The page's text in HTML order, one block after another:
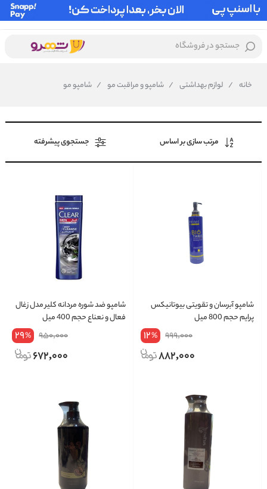
جستجو در فروشگاه
خانه / لوازم بهداشتی / شامپو و مراقبت مو / شامپو مو
مرتب سازی بر اساس جستجوی پیشرفته
شامپو آبرسان و تقویتی بیوتانیکس
پرایم حجم 800 میل
999,000
12%
882,000
شامپو ضد شوره مردانه کلیر مدل زغال
فعال و نعناع حجم 400 میل
950,000
29%
672,000